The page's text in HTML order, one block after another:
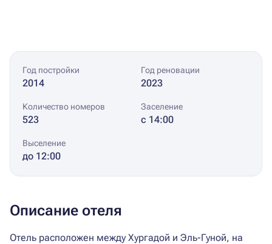
Год постройки
2014
Год реновации
2023
Количество номеров
523
Заселение
с 14:00
Выселение
до 12:00
Описание отеля
Отель расположен между Хургадой и Эль-Гуной, на